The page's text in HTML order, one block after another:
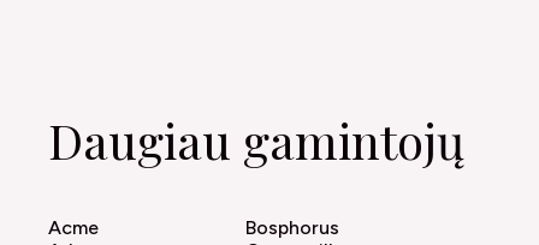
Daugiau gamintojų
Acme
Bosphorus